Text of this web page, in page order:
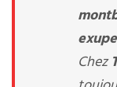
Chez